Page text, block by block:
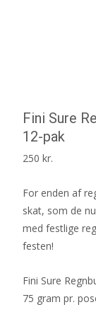
Fini Sure
12-pak
250 kr.
For enden af
skat, som de
med festlige
festen!
Fini Sure
75 gram pr.